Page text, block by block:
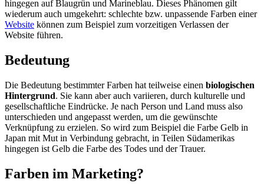
hingegen auf Blaugrün und Marineblau. Dieses Phänomen gilt
wiederum auch umgekehrt: schlechte bzw. unpassende Farben einer
Website können zum Beispiel zum vorzeitigen Verlassen der
Website führen.
Bedeutung
Die Bedeutung bestimmter Farben hat teilweise einen biologischen
Hintergrund. Sie kann aber auch variieren, durch kulturelle und
gesellschaftliche Eindrücke. Je nach Person und Land muss also
unterschieden und angepasst werden, um die gewünschte
Verknüpfung zu erzielen. So wird zum Beispiel die Farbe Gelb in
Japan mit Mut in Verbindung gebracht, in Teilen Südamerikas
hingegen ist Gelb die Farbe des Todes und der Trauer.
Farben im Marketing?